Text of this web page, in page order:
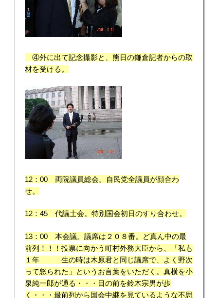
④外に出て記念撮影と、熊日の鎌倉記者からの取
材を受ける。
12：00 両院議員総会。自民党全議員が顔合わ
せ。
12：45 代議士会。特別国会初日のすり合わせ。
13：00 本会議。議席は２０８番。ど真ん中の最
前列！！！投票に向かう町村外務大臣から、「私も
１年 生の時は木原君と同じ議席で、よく野次
って怒られた」というお言葉をいただく。 真横を小
泉純一郎が通る・・・目の前を鈴木宗男が歩
く・・・最前列から国会中継を見ているような不思